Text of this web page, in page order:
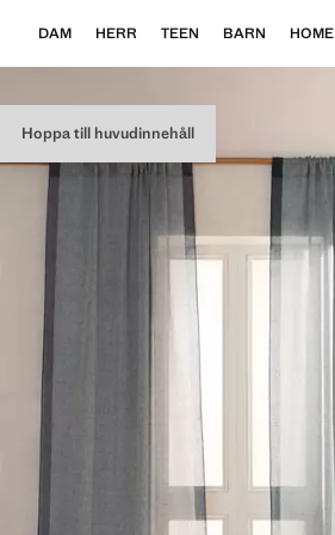
Hoppa till huvudinnehåll
DAM HERR TEEN BARN HOME